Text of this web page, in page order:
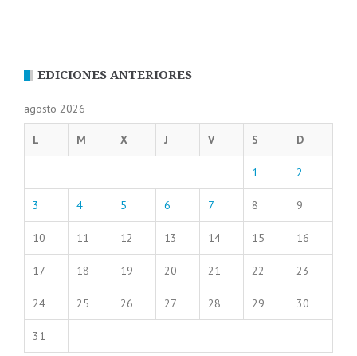
EDICIONES ANTERIORES
agosto 2026
L M X J V S D
1 2
3 4 5 6 7 8 9
10 11 12 13 14 15 16
17 18 19 20 21 22 23
24 25 26 27 28 29 30
31